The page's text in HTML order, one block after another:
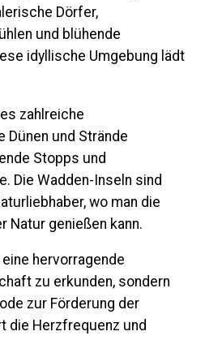
Dörfer,
und blühende
idyllische Umgebung lädt
zahlreiche
Dünen und Strände
Stopps und
Die Wadden-Inseln sind
wo man die
Natur genießen kann.
hervorragende
zu erkunden, sondern
zur Förderung der
die Herzfrequenz und